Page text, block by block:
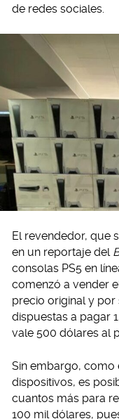
de redes sociales.
El revendedor, que
en un reportaje del
consolas PS5 en
comenzó a vender
precio original y
dispuestas a pagar
vale 500 dólares al
Sin embargo, como
dispositivos, es
cuantos más para
100 mil dólares,